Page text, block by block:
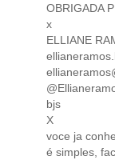
OBRIGADA
x
ELLIANE
bjs
X
voce ja
é simples,